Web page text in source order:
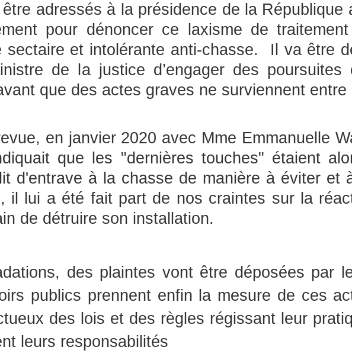
adressés à la présidence de la République
pour dénoncer ce laxisme de
sectaire et intolérante anti-chasse. Il va être
de la justice d’engager des poursuites
que des actes graves ne surviennent
en janvier 2020 avec Mme Emmanuelle
que les "dernières touches" étaient
d'entrave à la chasse de manière à éviter et
il lui a été fait part de nos craintes sur la
de détruire son installation.
des plaintes vont être déposées par
publics prennent enfin la mesure de ces
des lois et des règles régissant leur
leurs responsabilités